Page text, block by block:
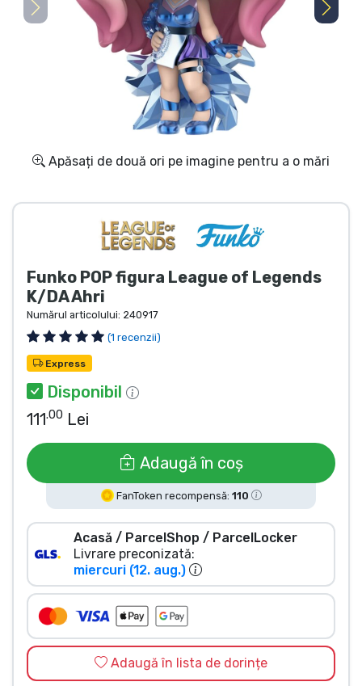
Apăsați de două ori pe imagine pentru a o mări
Funko POP figura League of Legends
K/DA Ahri
Numărul articolului: 240917
(1 recenzii)
Express
Disponibil
111.00 Lei
Adaugă în coș
FanToken recompensă: 110
Acasă / ParcelShop / ParcelLocker
Livrare preconizată:
miercuri (12. aug.)
Adaugă în lista de dorințe
Transport și plată
Sortare după serie
Sortare după filme
Sortare după desene animate
Sortare după Anime
Sortare după jocuri
Sortare după sport
Sortare după muzică
Tipuri de produse